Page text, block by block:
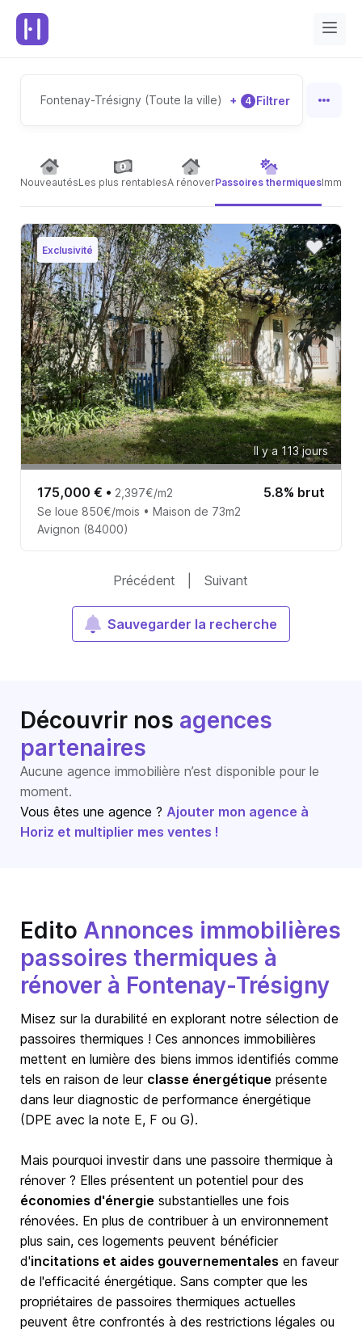
Fontenay-Trésigny (Toute la ville) + 4 Filtrer
NouveautésLes plus rentablesA rénoverPassoires thermiques
Exclusivité
Il y a 113 jours
175,000 € • 2,397€/m2 5.8% brut
Se loue 850€/mois • Maison de 73m2
Avignon (84000)
Précédent Suivant
Sauvegarder la recherche
Découvrir nos agences
partenaires
Aucune agence immobilière n’est disponible pour le
moment.
Vous êtes une agence ? Ajouter mon agence à
Horiz et multiplier mes ventes !
Edito Annonces immobilières
passoires thermiques à
rénover à Fontenay-Trésigny
Misez sur la durabilité en explorant notre sélection de
passoires thermiques ! Ces annonces immobilières
mettent en lumière des biens immos identifiés comme
tels en raison de leur classe énergétique présente
dans leur diagnostic de performance énergétique
(DPE avec la note E, F ou G).
Mais pourquoi investir dans une passoire thermique à
rénover ? Elles présentent un potentiel pour des
économies d'énergie substantielles une fois
rénovées. En plus de contribuer à un environnement
plus sain, ces logements peuvent bénéficier
d'incitations et aides gouvernementales en faveur
de l'efficacité énergétique. Sans compter que les
propriétaires de passoires thermiques actuelles
peuvent être confrontés à des restrictions légales ou